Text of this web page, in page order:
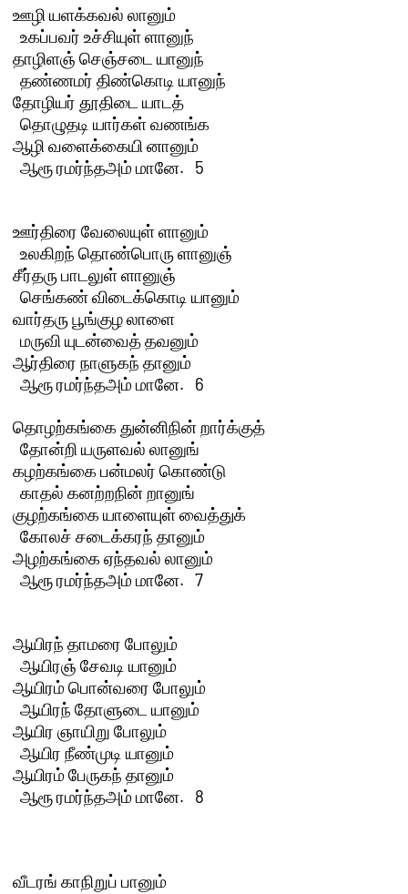
ஊழி யளக்கவல் லானும்
  உகப்பவர் உச்சியுள் ளானுந்
தாழிளஞ் செஞ்சடை யானுந்
  தண்ணமர் திண்கொடி யானுந்
தோழியர் தூதிடை யாடத்
  தொழுதடி யார்கள் வணங்க
ஆழி வளைக்கையி னானும்
  ஆரூ ரமர்ந்தஅம் மானே.   5
ஊர்திரை வேலையுள் ளானும்
  உலகிறந் தொண்பொரு ளானுஞ்
சீர்தரு பாடலுள் ளானுஞ்
  செங்கண் விடைக்கொடி யானும்
வார்தரு பூங்குழ லாளை
  மருவி யுடன்வைத் தவனும்
ஆர்திரை நாளுகந் தானும்
  ஆரூ ரமர்ந்தஅம் மானே.   6
தொழற்கங்கை துன்னிநின் றார்க்குத்
  தோன்றி யருளவல் லானுங்
கழற்கங்கை பன்மலர் கொண்டு
  காதல் கனற்றநின் றானுங்
குழற்கங்கை யாளையுள் வைத்துக்
  கோலச் சடைக்கரந் தானும்
அழற்கங்கை ஏந்தவல் லானும்
  ஆரூ ரமர்ந்தஅம் மானே.   7
ஆயிரந் தாமரை போலும்
  ஆயிரஞ் சேவடி யானும்
ஆயிரம் பொன்வரை போலும்
  ஆயிரந் தோளுடை யானும்
ஆயிர ஞாயிறு போலும்
  ஆயிர நீண்முடி யானும்
ஆயிரம் பேருகந் தானும்
  ஆரூ ரமர்ந்தஅம் மானே.   8
வீடரங் காநிறுப் பானும்